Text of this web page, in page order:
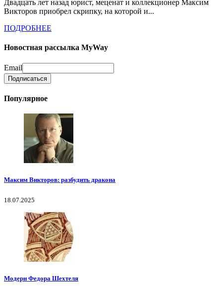
Двадцать лет назад юрист, меценат и коллекционер Максим
Викторов приобрел скрипку, на которой и...
ПОДРОБНЕЕ
Новостная рассылка MyWay
Email
Популярное
Максим Викторов: разбудить дракона
18.07.2025
Модерн Федора Шехтеля